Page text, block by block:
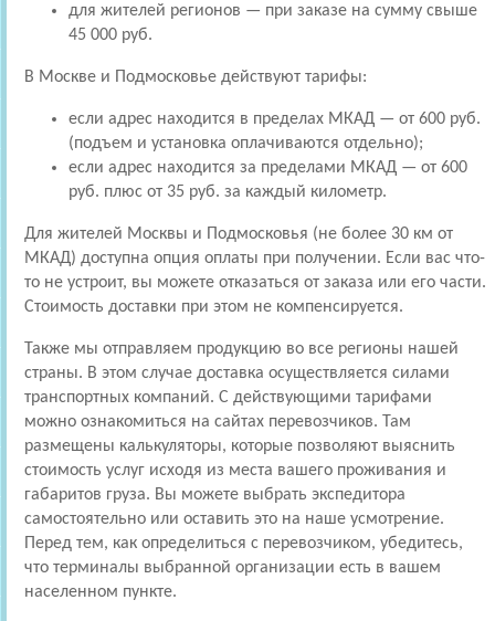
для жителей регионов — при заказе на сумму свыше
45 000 руб.
В Москве и Подмосковье действуют тарифы:
если адрес находится в пределах МКАД — от 600 руб.
(подъем и установка оплачиваются отдельно);
если адрес находится за пределами МКАД — от 600
руб. плюс от 35 руб. за каждый километр.
Для жителей Москвы и Подмосковья (не более 30 км от
МКАД) доступна опция оплаты при получении. Если вас что-
то не устроит, вы можете отказаться от заказа или его части.
Стоимость доставки при этом не компенсируется.
Также мы отправляем продукцию во все регионы нашей
страны. В этом случае доставка осуществляется силами
транспортных компаний. С действующими тарифами
можно ознакомиться на сайтах перевозчиков. Там
размещены калькуляторы, которые позволяют выяснить
стоимость услуг исходя из места вашего проживания и
габаритов груза. Вы можете выбрать экспедитора
самостоятельно или оставить это на наше усмотрение.
Перед тем, как определиться с перевозчиком, убедитесь,
что терминалы выбранной организации есть в вашем
населенном пункте.